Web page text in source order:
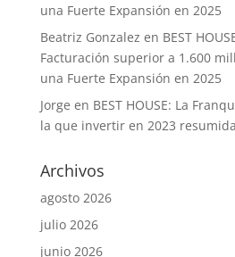
una Fuerte Expansión en 2025
Beatriz Gonzalez en BEST
Facturación superior a 1.600
una Fuerte Expansión en 2025
Jorge en BEST HOUSE: La
la que invertir en 2023
Archivos
agosto 2026
julio 2026
junio 2026